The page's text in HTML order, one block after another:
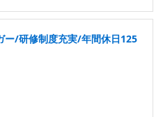
ー/研修制度充実/年間休日125